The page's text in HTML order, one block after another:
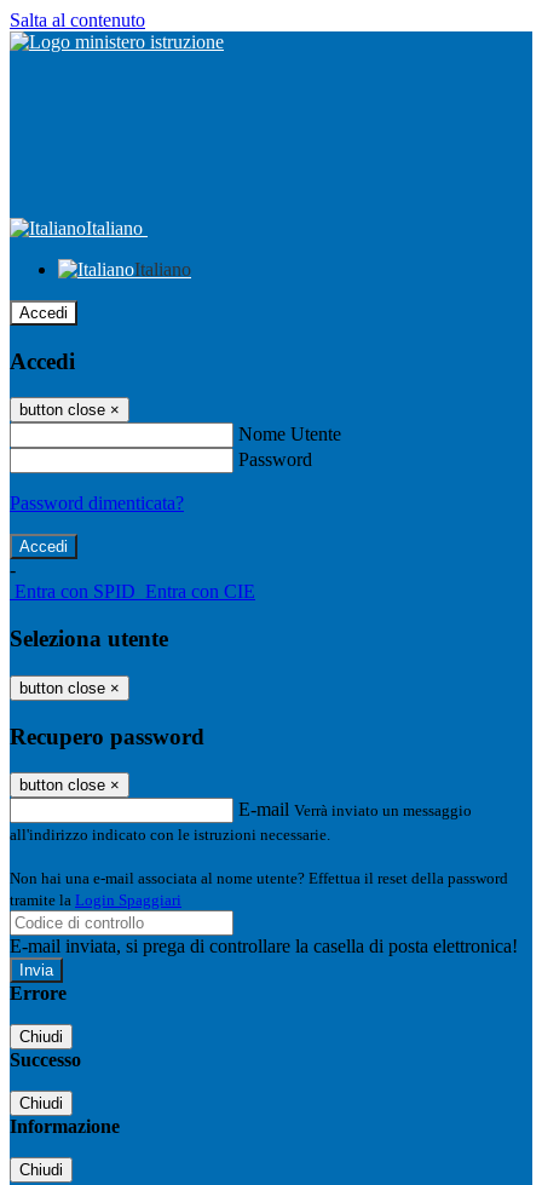
Salta al contenuto
Italiano
Italiano
Accedi
Accedi
button close ×
Nome Utente
Password
Password dimenticata?
-
Entra con SPID Entra con CIE
Seleziona utente
button close ×
Recupero password
button close ×
E-mail Verrà inviato un messaggio
all'indirizzo indicato con le istruzioni necessarie.
Non hai una e-mail associata al nome utente? Effettua il reset della password
tramite la Login Spaggiari
E-mail inviata, si prega di controllare la casella di posta elettronica!
Errore
Chiudi
Successo
Chiudi
Informazione
Chiudi